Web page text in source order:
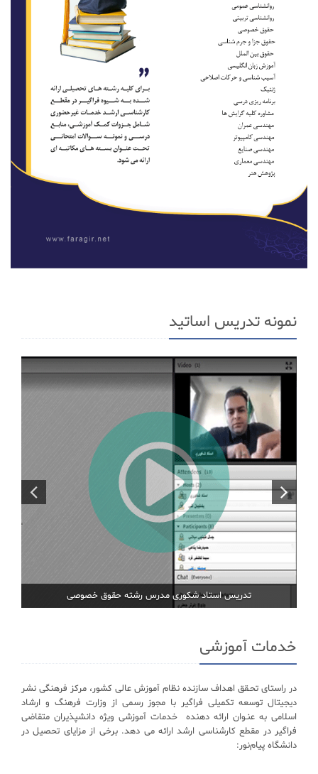
نمونه تدریس اساتید
تدریس استاد شکوری مدرس رشته حقوق خصوصی
خدمات آموزشی
در راستای تحـقق اهداف سازنده نظام آموزش عالی کشور، مرکز فرهنگی نشر
دیجیتال توسعه تکمیلی فراگیر با مجوز رسمی از وزارت فرهنگ و ارشاد
اسلامی به عنـوان ارائه دهنده خدمات آموزشی ویژه دانشپذیران متقاضی
فراگیر در مقطع کارشناسی ارشد ارائه می دهد. برخی از مزایای تحصیل در
دانشگاه پیام‌نور: